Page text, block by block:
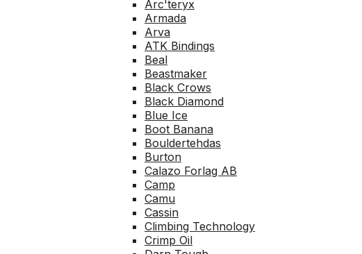
Arc'teryx
Armada
Arva
ATK Bindings
Beal
Beastmaker
Black Crows
Black Diamond
Blue Ice
Boot Banana
Bouldertehdas
Burton
Calazo Forlag AB
Camp
Camu
Cassin
Climbing Technology
Crimp Oil